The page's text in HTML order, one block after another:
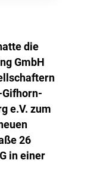
die
GmbH
Gifhorn-
e.V. zum
26
in einer